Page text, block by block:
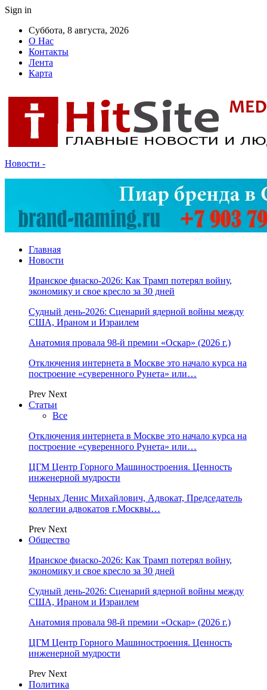
Sign in
Суббота, 8 августа, 2026
О Нас
Контакты
Лента
Карта
Новости -
Главная
Новости
Иранское фиаско-2026: Как Трамп потерял войну,
экономику и свое кресло за 30 дней
Судный день-2026: Сценарий ядерной войны между
США, Ираном и Израилем
Анатомия провала 98-й премии «Оскар» (2026 г.)
Отключения интернета в Москве это начало курса на
построение «суверенного Рунета» или…
Prev Next
Статьи
Все
Отключения интернета в Москве это начало курса на
построение «суверенного Рунета» или…
ЦГМ Центр Горного Машиностроения. Ценность
инженерной мудрости
Черных Денис Михайлович, Адвокат, Председатель
коллегии адвокатов г.Москвы…
Prev Next
Общество
Иранское фиаско-2026: Как Трамп потерял войну,
экономику и свое кресло за 30 дней
Судный день-2026: Сценарий ядерной войны между
США, Ираном и Израилем
Анатомия провала 98-й премии «Оскар» (2026 г.)
ЦГМ Центр Горного Машиностроения. Ценность
инженерной мудрости
Prev Next
Политика